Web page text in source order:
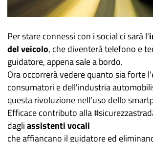
Per stare connessi con i social ci sarà l'
del veicolo, che diventerà telefono e
guidatore, appena sale a bordo.
Ora occorrerà vedere quanto sia forte
consumatori e dell'industria
questa rivoluzione nell'uso dello
Efficace contributo alla
dagliassistenti vocali
che affiancano il guidatore ed